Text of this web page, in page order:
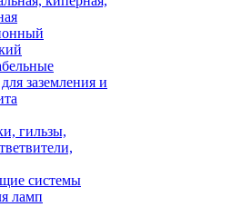
заземления и
гильзы,
системы
ламп